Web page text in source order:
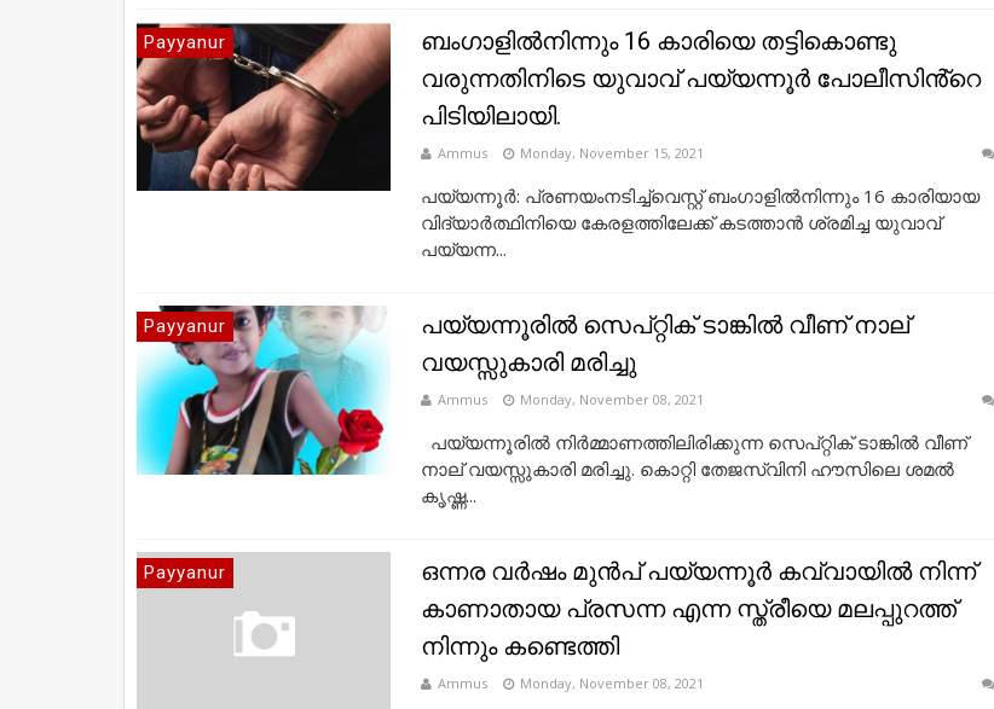
Payyanur
ബംഗാളില്‍നിന്നും 16 കാരിയെ തട്ടികൊണ്ടു
വരുന്നതിനിടെ യുവാവ് പയ്യന്നൂർ പോലീസിൻ്റെ
പിടിയിലായി.
Ammus Monday, November 15, 2021
പയ്യന്നൂര്‍: പ്രണയംനടിച്ച്വെസ്റ്റ് ബംഗാളില്‍നിന്നും 16 കാരിയായ
വിദ്യാർത്ഥിനിയെ കേരളത്തിലേക്ക് കടത്താൻ ശ്രമിച്ച യുവാവ്
പയ്യന്ന...
Payyanur
പയ്യന്നൂരില്‍ സെപ്റ്റിക് ടാങ്കില്‍ വീണ് നാല്
വയസ്സുകാരി മരിച്ചു
Ammus Monday, November 08, 2021
പയ്യന്നൂരില്‍ നിര്‍മ്മാണത്തിലിരിക്കുന്ന സെപ്റ്റിക് ടാങ്കില്‍ വീണ്
നാല് വയസ്സുകാരി മരിച്ചു. കൊറ്റി തേജസ്വിനി ഹൗസിലെ ശമല്‍
കൃഷ്ണ...
Payyanur
ഒന്നര വർഷം മുൻപ് പയ്യന്നൂർ കവ്വായിൽ നിന്ന്
കാണാതായ പ്രസന്ന എന്ന സ്ത്രീയെ മലപ്പുറത്ത്
നിന്നും കണ്ടെത്തി
Ammus Monday, November 08, 2021